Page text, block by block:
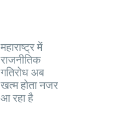
महाराष्ट्र में
राजनीतिक
गतिरोध अब
खत्म होता नजर
आ रहा है